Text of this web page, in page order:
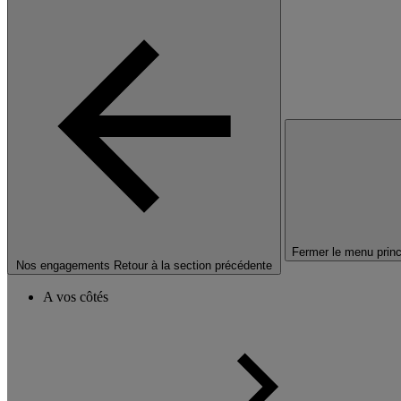
Nos engagements Retour à la section précédente
Fermer le menu
A vos côtés